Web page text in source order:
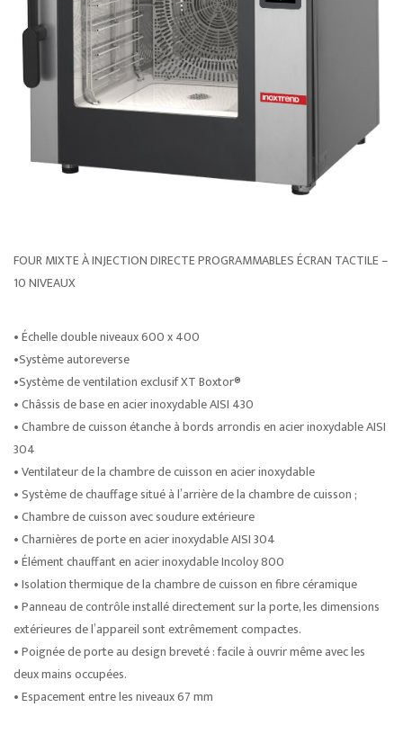
FOUR MIXTE À INJECTION DIRECTE PROGRAMMABLES ÉCRAN TACTILE –
10 NIVEAUX
• Échelle double niveaux 600 x 400
•Système autoreverse
•Système de ventilation exclusif XT Boxtor®
• Châssis de base en acier inoxydable AISI 430
• Chambre de cuisson étanche à bords arrondis en acier inoxydable AISI
304
• Ventilateur de la chambre de cuisson en acier inoxydable
• Système de chauffage situé à l’arrière de la chambre de cuisson ;
• Chambre de cuisson avec soudure extérieure
• Charnières de porte en acier inoxydable AISI 304
• Élément chauffant en acier inoxydable Incoloy 800
• Isolation thermique de la chambre de cuisson en fibre céramique
• Panneau de contrôle installé directement sur la porte, les dimensions
extérieures de l’appareil sont extrêmement compactes.
• Poignée de porte au design breveté : facile à ouvrir même avec les
deux mains occupées.
• Espacement entre les niveaux 67 mm